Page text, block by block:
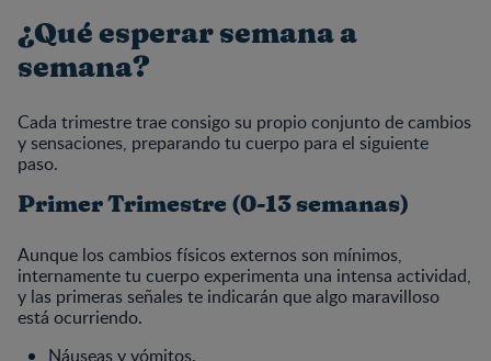
¿Qué esperar semana a
semana?
Cada trimestre trae consigo su propio conjunto de cambios
y sensaciones, preparando tu cuerpo para el siguiente
paso.
Primer Trimestre (0-13 semanas)
Aunque los cambios físicos externos son mínimos,
internamente tu cuerpo experimenta una intensa actividad,
y las primeras señales te indicarán que algo maravilloso
está ocurriendo.
Náuseas y vómitos.